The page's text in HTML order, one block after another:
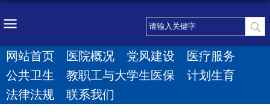
网站首页 医院概况 党风建设
医疗服务
公共卫生
教职工与大学生医保
计划生育
法律法规
联系我们